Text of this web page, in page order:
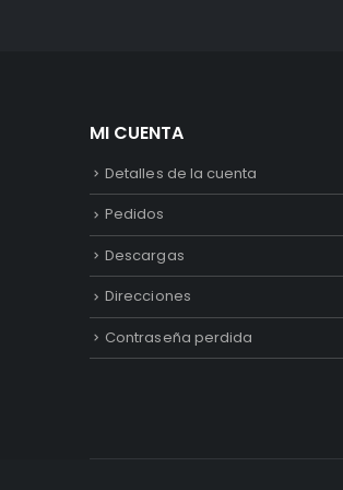
MI CUENTA
Detalles de la cuenta
Pedidos
Descargas
Direcciones
Contraseña perdida